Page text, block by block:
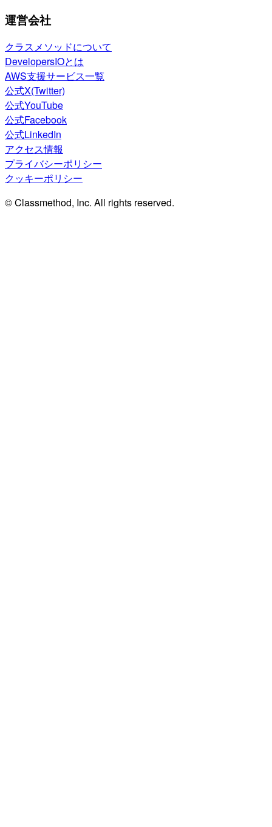
運営会社
クラスメソッドについて
DevelopersIOとは
AWS支援サービス一覧
公式X(Twitter)
公式YouTube
公式Facebook
公式LinkedIn
アクセス情報
プライバシーポリシー
クッキーポリシー
© Classmethod, Inc. All rights reserved.